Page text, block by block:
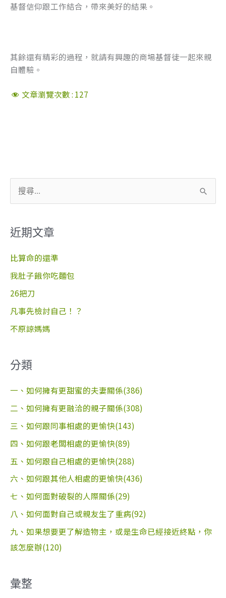
基督信仰跟工作結合，帶來美好的結果。
其餘還有精彩的過程，就請有興趣的商場基督徒一起來親
自體驗。
文章瀏覽次數 : 127
尋
鍵
字
:
近期文章
比算命的還準
我肚子餓你吃麵包
26把刀
凡事先檢討自己！？
不原諒媽媽
分類
一、如何擁有更甜蜜的夫妻關係(386)
二、如何擁有更融洽的親子關係(308)
三、如何跟同事相處的更愉快(143)
四、如何跟老闆相處的更愉快(89)
五、如何跟自己相處的更愉快(288)
六、如何跟其他人相處的更愉快(436)
七、如何面對破裂的人際關係(29)
八、如何面對自己或親友生了重病(92)
九、如果想要更了解造物主，或是生命已經接近終點，你
該怎麼辦(120)
彙整